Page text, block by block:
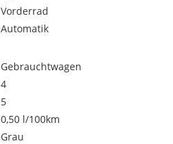
Vorderrad
Automatik
Gebrauchtwagen
4
5
0,50 l/100km
Grau